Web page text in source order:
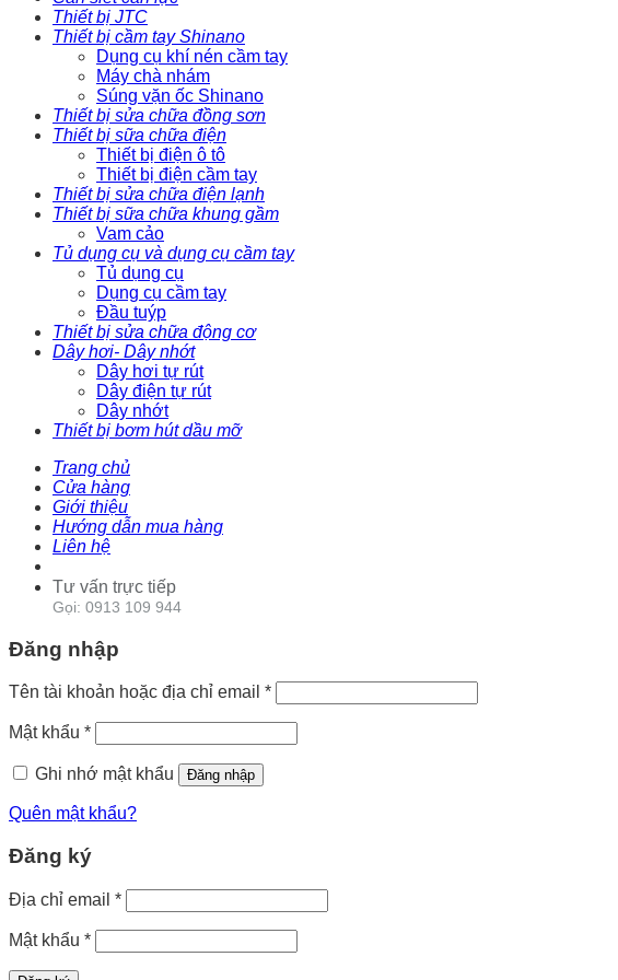
Thiết bị JTC
Thiết bị cầm tay Shinano
Dụng cụ khí nén cầm tay
Máy chà nhám
Súng vặn ốc Shinano
Thiết bị sửa chữa đồng sơn
Thiết bị sữa chữa điện
Thiết bị điện ô tô
Thiết bị điện cầm tay
Thiết bị sửa chữa điện lạnh
Thiết bị sữa chữa khung gầm
Vam cảo
Tủ dụng cụ và dụng cụ cầm tay
Tủ dụng cụ
Dụng cụ cầm tay
Đầu tuýp
Thiết bị sửa chữa động cơ
Dây hơi- Dây nhớt
Dây hơi tự rút
Dây điện tự rút
Dây nhớt
Thiết bị bơm hút dầu mỡ
Trang chủ
Cửa hàng
Giới thiệu
Hướng dẫn mua hàng
Liên hệ
Tư vấn trực tiếp
Gọi: 0913 109 944
Đăng nhập
Tên tài khoản hoặc địa chỉ email *
Mật khẩu *
Ghi nhớ mật khẩu Đăng nhập
Quên mật khẩu?
Đăng ký
Địa chỉ email *
Mật khẩu *